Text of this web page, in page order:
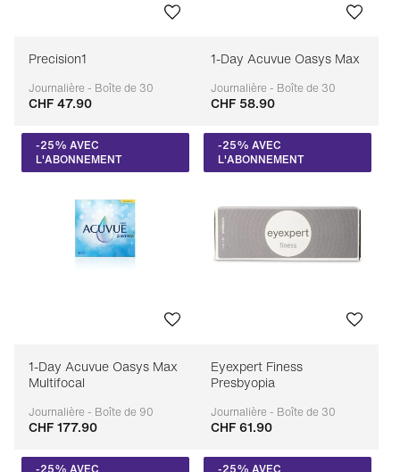
Precision1
Journalière - Boîte de 30
Adaptable
CHF 47.90
1-Day Acuvue Oasys Max
Journalière - Boîte de 30
Adaptable
CHF 58.90
-25% AVEC
L'ABONNEMENT
1-Day Acuvue Oasys Max
Multifocal
Journalière - Boîte de 90
Adaptable
CHF 177.90
-25% AVEC
L'ABONNEMENT
Eyexpert Finess
Presbyopia
Journalière - Boîte de 30
Adaptable
CHF 61.90
-25% AVEC -25% AVEC